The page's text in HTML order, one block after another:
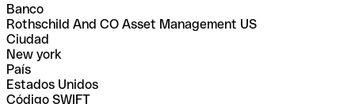
Banco
Rothschild And CO Asset Management US
Ciudad
New york
País
Estados Unidos
Código SWIFT